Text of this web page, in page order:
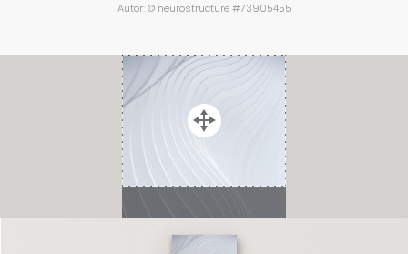
Autor: © neurostructure #73905455